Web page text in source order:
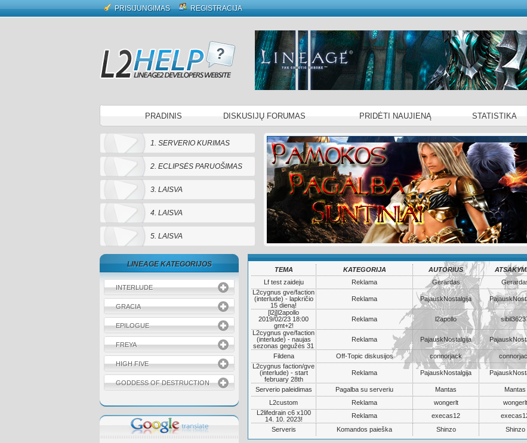
PRISIJUNGIMAS REGISTRACIJA
PRADINIS DISKUSIJŲ FORUMAS PRIDĖTI NAUJIENĄ STATISTIKA
1. SERVERIO KURIMAS
2. ECLIPSĖS PARUOŠIMAS
3. LAISVA
4. LAISVA
5. LAISVA
LINEAGE KATEGORIJOS
INTERLUDE
GRACIA
EPILOGUE
FREYA
HIGH FIVE
GODDESS OF DESTRUCTION
TEMA KATEGORIJA AUTORIUS
Lf test zaideju
Reklama Gerardas
L2cygnus gve/faction
(interlude) - lapkričio
15 dieną!
Reklama PajauskNostalgija
[l2j]l2apollo
2019/02/23 18:00
gmt+2!
Reklama l2apollo
L2cygnus gve/faction
(interlude) - naujas
sezonas gegužės 31
Reklama PajauskNostalgija
Fildena Off-Topic diskusijos connorjack
L2cygnus faction/gve
(interlude) - start
february 28th
Reklama PajauskNostalgija
Serverio paleidimas Pagalba su serveriu Mantas
Mantas
L2custom
Reklama wongerlt
wongerlt
L2lifedrain c6 x100
14. 10. 2023!
Reklama execas12
Serveris
Komandos paieška Shinzo Shinzo